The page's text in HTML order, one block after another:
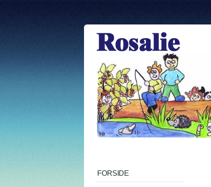
FORSIDE